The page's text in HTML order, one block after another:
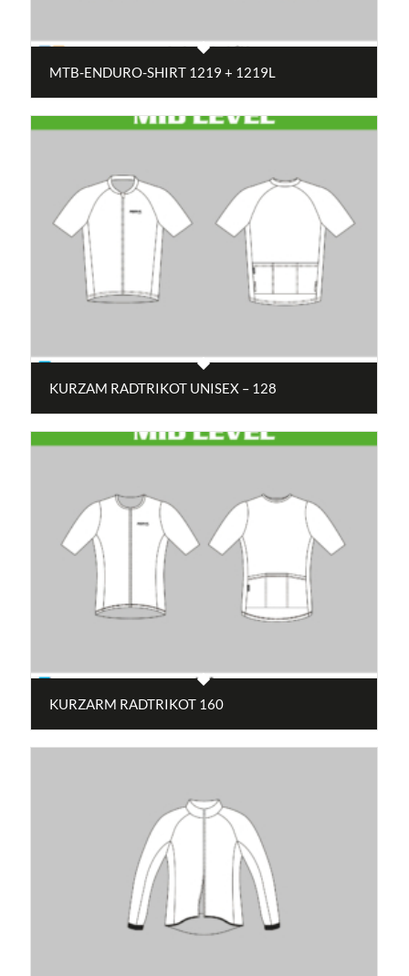
MTB-ENDURO-SHIRT 1219 + 1219L
KURZAM RADTRIKOT UNISEX – 128
KURZARM RADTRIKOT 160